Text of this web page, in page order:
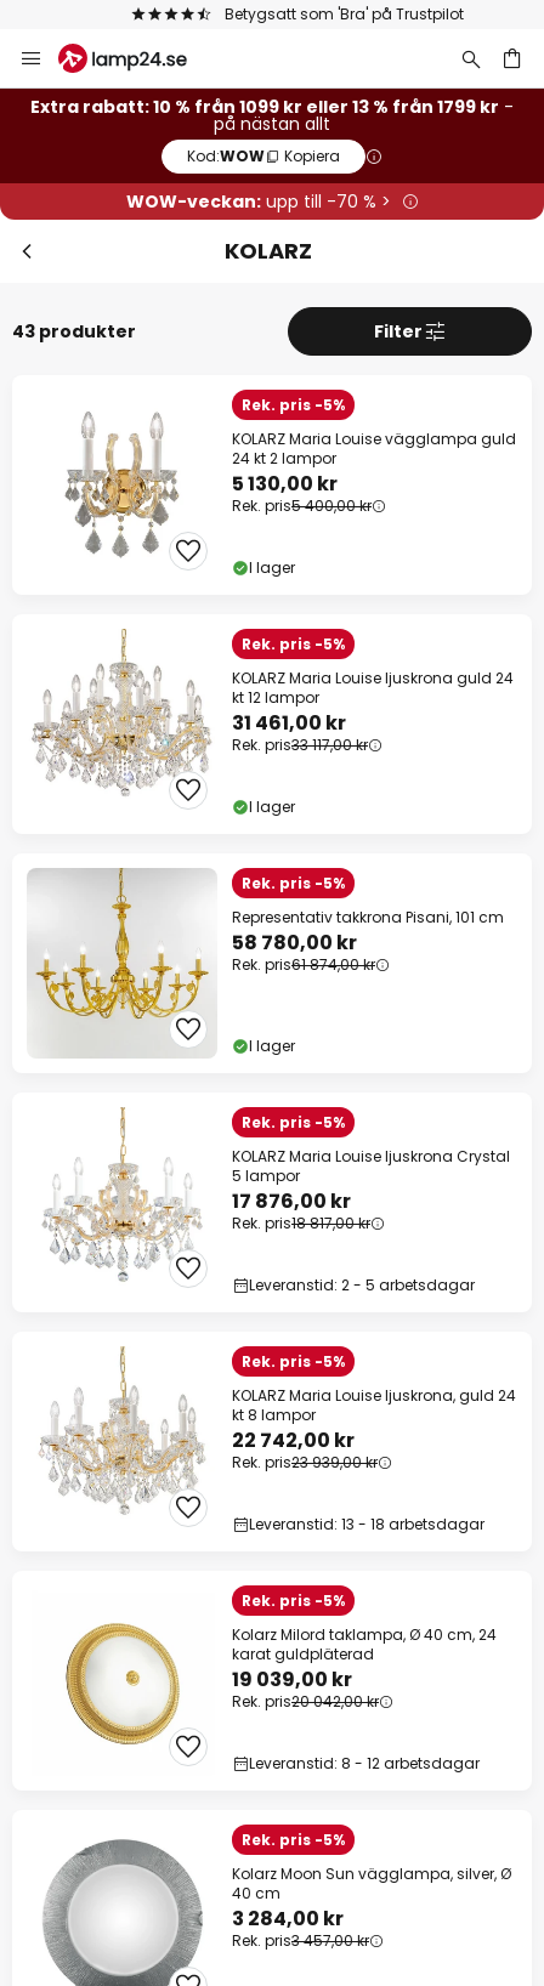
Betygsatt som 'Bra' på Trustpilot
Hoppa
till
innehållet
Extra rabatt: 10 % från 1099 kr eller 13 % från 1799 kr -
på nästan allt
Kod:WOW Kopiera
WOW-veckan:upp till -70 % >
KOLARZ
43 produkter Filter
Rek. pris -5%
KOLARZ Maria Louise vägglampa guld
24 kt 2 lampor
5 130,00 kr
Rek. pris5 400,00 kr
I lager
Rek. pris -5%
KOLARZ Maria Louise ljuskrona guld 24
kt 12 lampor
31 461,00 kr
Rek. pris33 117,00 kr
I lager
Rek. pris -5%
Representativ takkrona Pisani, 101 cm
58 780,00 kr
Rek. pris61 874,00 kr
I lager
Rek. pris -5%
KOLARZ Maria Louise ljuskrona Crystal
5 lampor
17 876,00 kr
Rek. pris18 817,00 kr
Leveranstid: 2 - 5 arbetsdagar
Rek. pris -5%
KOLARZ Maria Louise ljuskrona, guld 24
kt 8 lampor
22 742,00 kr
Rek. pris23 939,00 kr
Leveranstid: 13 - 18 arbetsdagar
Rek. pris -5%
Kolarz Milord taklampa, Ø 40 cm, 24
karat guldpläterad
19 039,00 kr
Rek. pris20 042,00 kr
Leveranstid: 8 - 12 arbetsdagar
Rek. pris -5%
Kolarz Moon Sun vägglampa, silver, Ø
40 cm
3 284,00 kr
Rek. pris3 457,00 kr
13 % rabattfrån 1799 kr
10 % rabattfrån 1099 kr
på nästan allt*
WOW Kopiera
Se erbjudanden